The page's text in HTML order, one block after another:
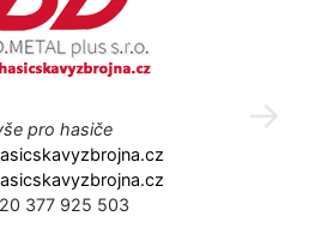
pro hasiče
377 925 503